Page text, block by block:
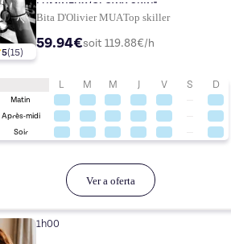
5(15)
LUMINEUX/GLOWY SKIN".
Bita D'Olivier MUATop skiller
59.94€soit 119.88€/h
L M M J V S D
Matin
Après-midi
Soir
Ver a oferta
1h00